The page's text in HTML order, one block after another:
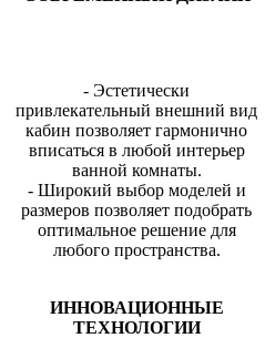
- Эстетически
привлекательный внешний вид
кабин позволяет гармонично
вписаться в любой интерьер
ванной комнаты.
- Широкий выбор моделей и
размеров позволяет подобрать
оптимальное решение для
любого пространства.
ИННОВАЦИОННЫЕ
ТЕХНОЛОГИИ